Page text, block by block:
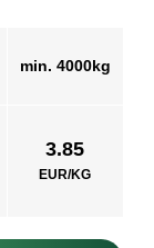
min. 4000kg
3.85
EUR/KG